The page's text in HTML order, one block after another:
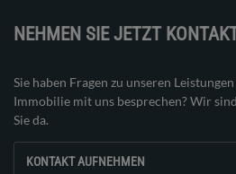
NEHMEN SIE JETZT
Sie haben Fragen zu unseren
Immobilie mit uns besprechen? Wir
Sie da.
KONTAKT AUFNEHMEN